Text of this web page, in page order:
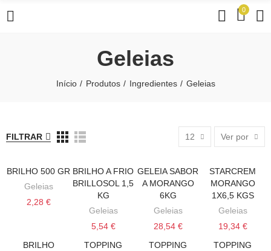
0
Geleias
Início Produtos Ingredientes Geleias
FILTRAR 12 Ver por
VER MAIS
BRILHO 500 GR
Geleias
2,28 €
ADICIONAR AO CARRINHO
BRILHO A FRIO
BRILLOSOL 1,5
KG
Geleias
5,54 €
VER MAIS
GELEIA SABOR
A MORANGO
6KG
Geleias
28,54 €
ADICIONAR AO
STARCREM
MORANGO
1X6,5 KGS
Geleias
19,34 €
VER MAIS
BRILHO
ADICIONAR AO CARRINHO
TOPPING
ADICIONAR AO CARRINHO
TOPPING
ADICIONAR AO
TOPPING